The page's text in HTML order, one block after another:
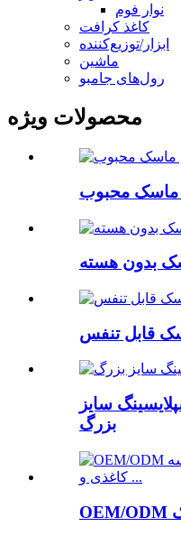
نوار فوم
کاغذ کرافت
ابزار/توزیع‌کننده
ماشین
رول‌های جامبو
محصولات ویژه
بدون هسته
قابل تنفس
سایز
بزرگ